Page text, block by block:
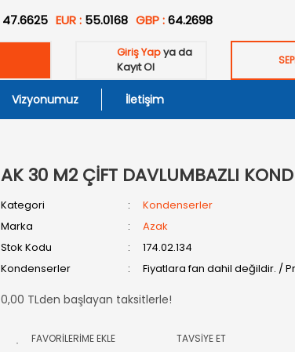
47.6625 EUR : 55.0168 GBP :64.2698
Giriş Yapya da
Kayıt Ol
Vizyonumuz İletişim
AK 30 M2 ÇİFT DAVLUMBAZLI
Kategori
Kondenserler
Marka
Azak
Stok Kodu
174.02.134
Kondenserler
Fiyatlara fan dahil değildir. /
0,00 TLden başlayan taksitlerle!
TAVSİYE ET